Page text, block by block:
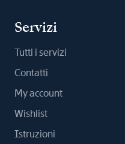
Servizi
Tutti i servizi
Contatti
My account
Wishlist
Istruzioni